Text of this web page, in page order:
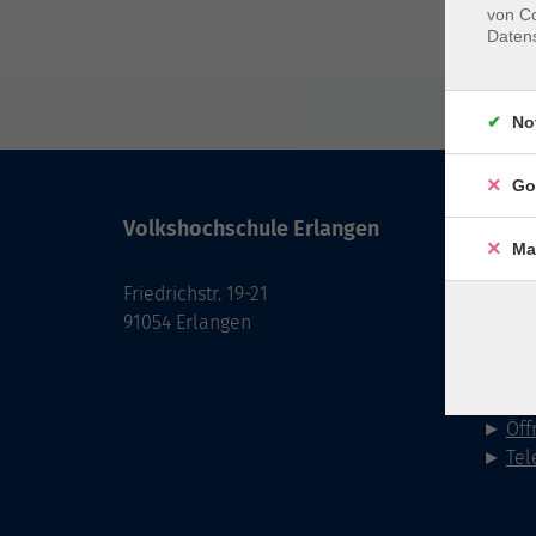
Volkshochschule Erlangen
Friedrichstr. 19-21
91054 Erlangen
Fax:
►
►
von